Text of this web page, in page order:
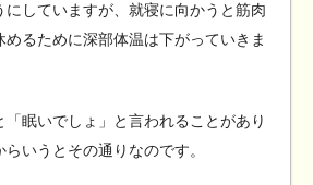
にしていますが、就寝に向かうと筋肉
るために深部体温は下がっていきま
眠いでしょ」と言われることがあり
いうとその通りなのです。